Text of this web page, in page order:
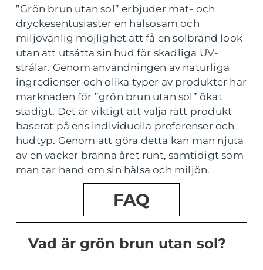
”Grön brun utan sol” erbjuder mat- och
dryckesentusiaster en hälsosam och
miljövänlig möjlighet att få en solbränd look
utan att utsätta sin hud för skadliga UV-
strålar. Genom användningen av naturliga
ingredienser och olika typer av produkter har
marknaden för ”grön brun utan sol” ökat
stadigt. Det är viktigt att välja rätt produkt
baserat på ens individuella preferenser och
hudtyp. Genom att göra detta kan man njuta
av en vacker bränna året runt, samtidigt som
man tar hand om sin hälsa och miljön.
FAQ
Vad är grön brun utan sol?